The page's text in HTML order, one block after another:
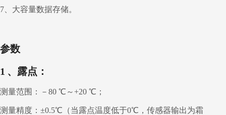
7、大容量数据存储。
参数
1 、露点：
测量范围：－80 ℃～+20 ℃；
测量精度：±0.5℃（当露点温度低于0℃，传感器输出为霜